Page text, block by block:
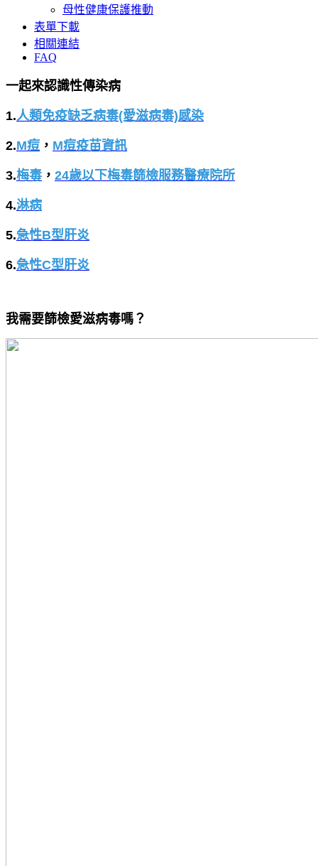
母性健康保護推動
表單下載
相關連結
FAQ
一起來認識性傳染病
1.人類免疫缺乏病毒(愛滋病毒)感染
2.M痘 ， M痘疫苗資訊
3.梅毒 ， 24歲以下梅毒篩檢服務醫療院所
4.淋病
5.急性B型肝炎
6.急性C型肝炎
我需要篩檢愛滋病毒嗎？